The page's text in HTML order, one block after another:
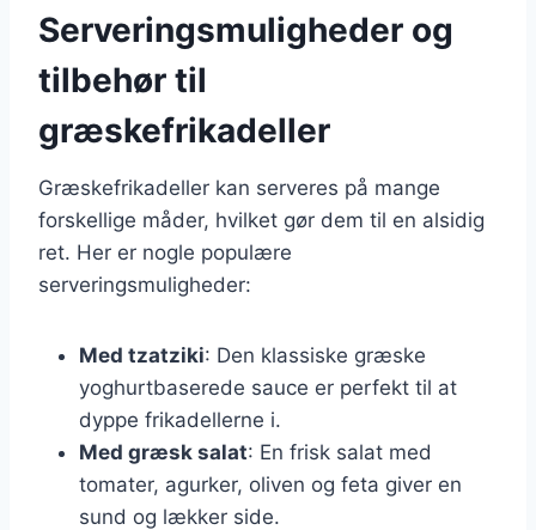
Serveringsmuligheder og
tilbehør til
græskefrikadeller
Græskefrikadeller kan serveres på mange
forskellige måder, hvilket gør dem til en alsidig
ret. Her er nogle populære
serveringsmuligheder:
Med tzatziki: Den klassiske græske
yoghurtbaserede sauce er perfekt til at
dyppe frikadellerne i.
Med græsk salat: En frisk salat med
tomater, agurker, oliven og feta giver en
sund og lækker side.